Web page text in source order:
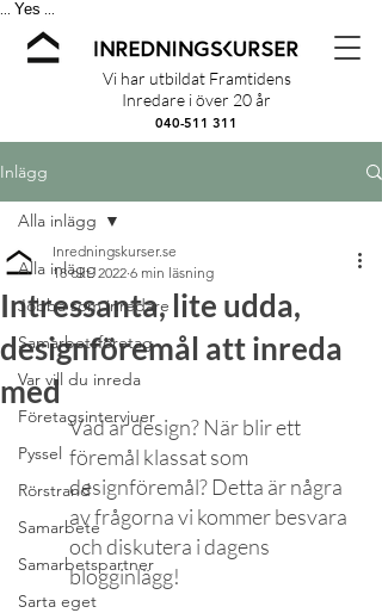
Yes
Vi har utbildat Framtidens
Inredare i över 20 år
040-511 311
Inlägg
Alla inlägg
Jobba som inredare
Samarbetsföretag
Var vill du inreda
Företagsintervjuer
Pyssel
Rörstrand
Samarbete
Samarbetspartner
Sarta eget
Alla inlägg
Intressanta, lite udda,
designföremål att inreda
med
Inredningskurser.se
18 okt. 2022 6 min läsning
Vad är design? När blir ett
föremål klassat som
designföremål? Detta är några
av frågorna vi kommer besvara
och diskutera i dagens
blogginlägg!